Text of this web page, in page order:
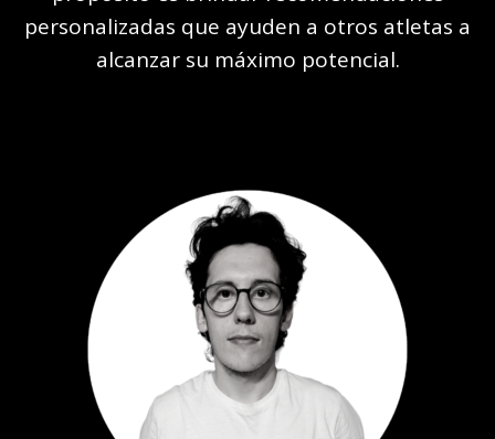
personalizadas que ayuden a otros atletas a
alcanzar su máximo potencial.